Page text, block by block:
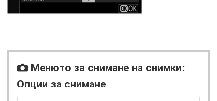
C Менюто за снимане на снимки:
Опции за снимане